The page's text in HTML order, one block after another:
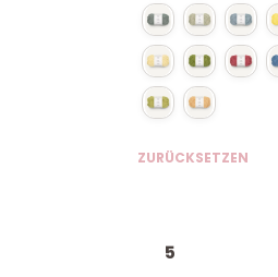
ZURÜCKSETZEN